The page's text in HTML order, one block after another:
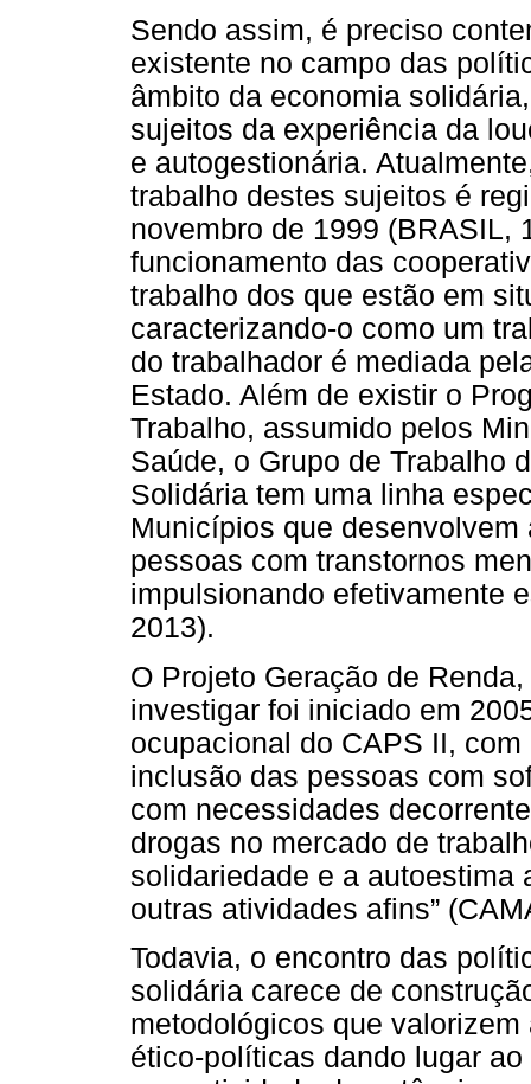
Sendo assim, é preciso
existente no campo das
âmbito da economia
sujeitos da experiência da
e autogestionária.
trabalho destes sujeitos é
novembro de 1999 (BRASIL,
funcionamento das
trabalho dos que estão em
caracterizando-o como um
do trabalhador é mediada
Estado. Além de existir o
Trabalho, assumido pelos
Saúde, o Grupo de Trabalho
Solidária tem uma linha
Municípios que
pessoas com transtornos
impulsionando efetivamente
2013).
O Projeto Geração de
investigar foi iniciado em
ocupacional do CAPS II,
inclusão das pessoas com
com necessidades
drogas no mercado de
solidariedade e a autoestima
outras atividades afins”
Todavia, o encontro das
solidária carece de
metodológicos que
ético-políticas dando lugar